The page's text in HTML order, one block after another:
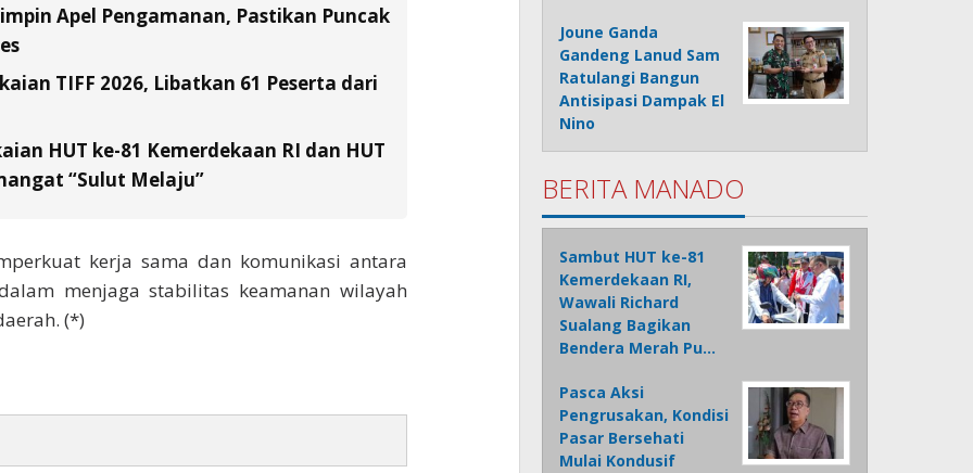
Apel Pengamanan, Pastikan Puncak
TIFF 2026, Libatkan 61 Peserta dari
HUT ke-81 Kemerdekaan RI dan HUT
“Sulut Melaju”
kerja sama dan komunikasi antara
menjaga stabilitas keamanan wilayah
(*)
Joune Ganda
Gandeng Lanud Sam
Ratulangi Bangun
Antisipasi Dampak El
Nino
BERITA MANADO
Sambut HUT ke-81
Kemerdekaan RI,
Wawali Richard
Sualang Bagikan
Bendera Merah Pu…
Pasca Aksi
Pengrusakan, Kondisi
Pasar Bersehati
Mulai Kondusif